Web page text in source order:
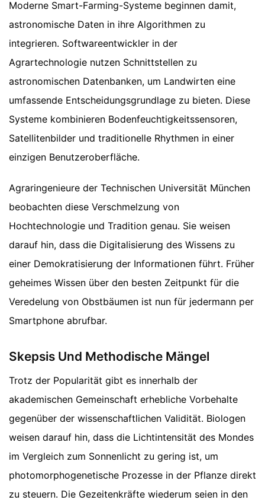
Moderne Smart-Farming-Systeme beginnen damit,
astronomische Daten in ihre Algorithmen zu
integrieren. Softwareentwickler in der
Agrartechnologie nutzen Schnittstellen zu
astronomischen Datenbanken, um Landwirten eine
umfassende Entscheidungsgrundlage zu bieten. Diese
Systeme kombinieren Bodenfeuchtigkeitssensoren,
Satellitenbilder und traditionelle Rhythmen in einer
einzigen Benutzeroberfläche.
Agraringenieure der Technischen Universität München
beobachten diese Verschmelzung von
Hochtechnologie und Tradition genau. Sie weisen
darauf hin, dass die Digitalisierung des Wissens zu
einer Demokratisierung der Informationen führt. Früher
geheimes Wissen über den besten Zeitpunkt für die
Veredelung von Obstbäumen ist nun für jedermann per
Smartphone abrufbar.
Skepsis Und Methodische Mängel
Trotz der Popularität gibt es innerhalb der
akademischen Gemeinschaft erhebliche Vorbehalte
gegenüber der wissenschaftlichen Validität. Biologen
weisen darauf hin, dass die Lichtintensität des Mondes
im Vergleich zum Sonnenlicht zu gering ist, um
photomorphogenetische Prozesse in der Pflanze direkt
zu steuern. Die Gezeitenkräfte wiederum seien in den